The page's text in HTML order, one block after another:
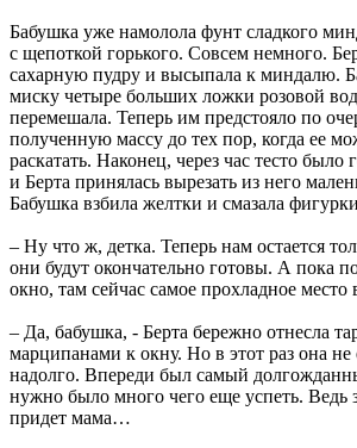
Бабушка уже намолола фунт сладкого
с щепоткой горького. Совсем немного.
сахарную пудру и высыпала к миндалю.
миску четыре больших ложки розовой
перемешала. Теперь им предстояло по
полученную массу до тех пор, когда ее
раскатать. Наконец, через час тесто было
и Берта принялась вырезать из него
Бабушка взбила желтки и смазала
– Ну что ж, детка. Теперь нам остается
они будут окончательно готовы. А пока
окно, там сейчас самое прохладное
– Да, бабушка, - Берта бережно отнесла
марципанами к окну. Но в этот раз она не
надолго. Впереди был самый
нужно было много чего еще успеть. Ведь
придет мама…